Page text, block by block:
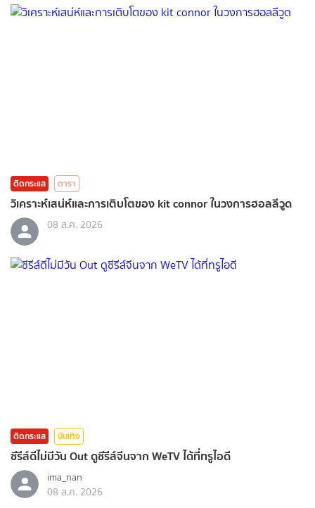
ติดกระแส ดารา
วิเคราะห์เสน่ห์และการเติบโตของ kit connor ในวงการฮอลลีวูด
08 ส.ค. 2026
ติดกระแส บันเทิง
ซีรีส์ดีไม่มีวัน Out ดูซีรีส์จีนจาก WeTV ได้ที่ทรูไอดี
ima_nan
08 ส.ค. 2026